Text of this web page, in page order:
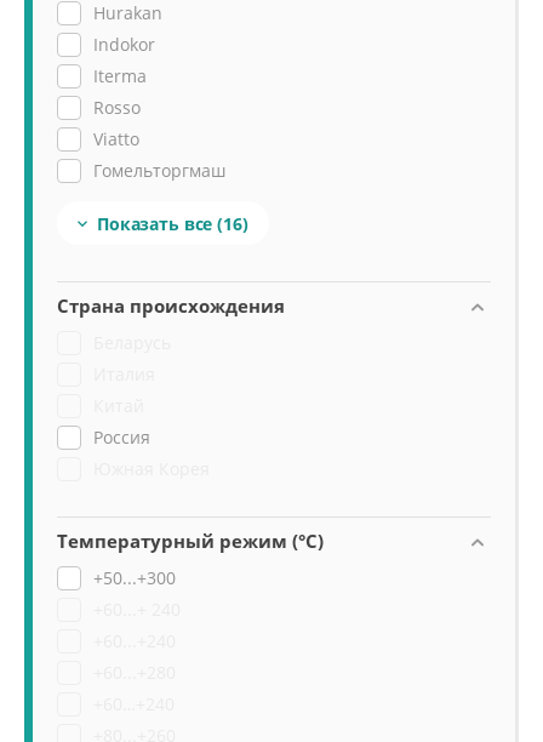
Hurakan
Indokor
Iterma
Rosso
Viatto
Гомельторгмаш
МХМ
 Показать все (16)
Страна происхождения
Россия
Температурный режим (°C)
+50...+300